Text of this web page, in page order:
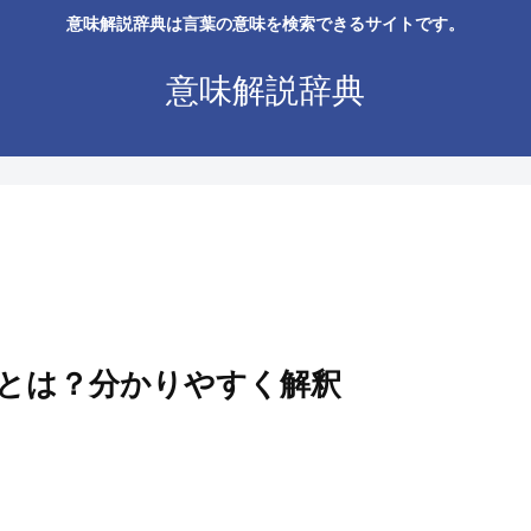
意味解説辞典は言葉の意味を検索できるサイトです。
意味解説辞典
は？分かりやすく解釈